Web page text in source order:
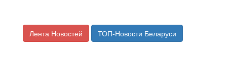
Лента Новостей ТОП-Новости Беларуси